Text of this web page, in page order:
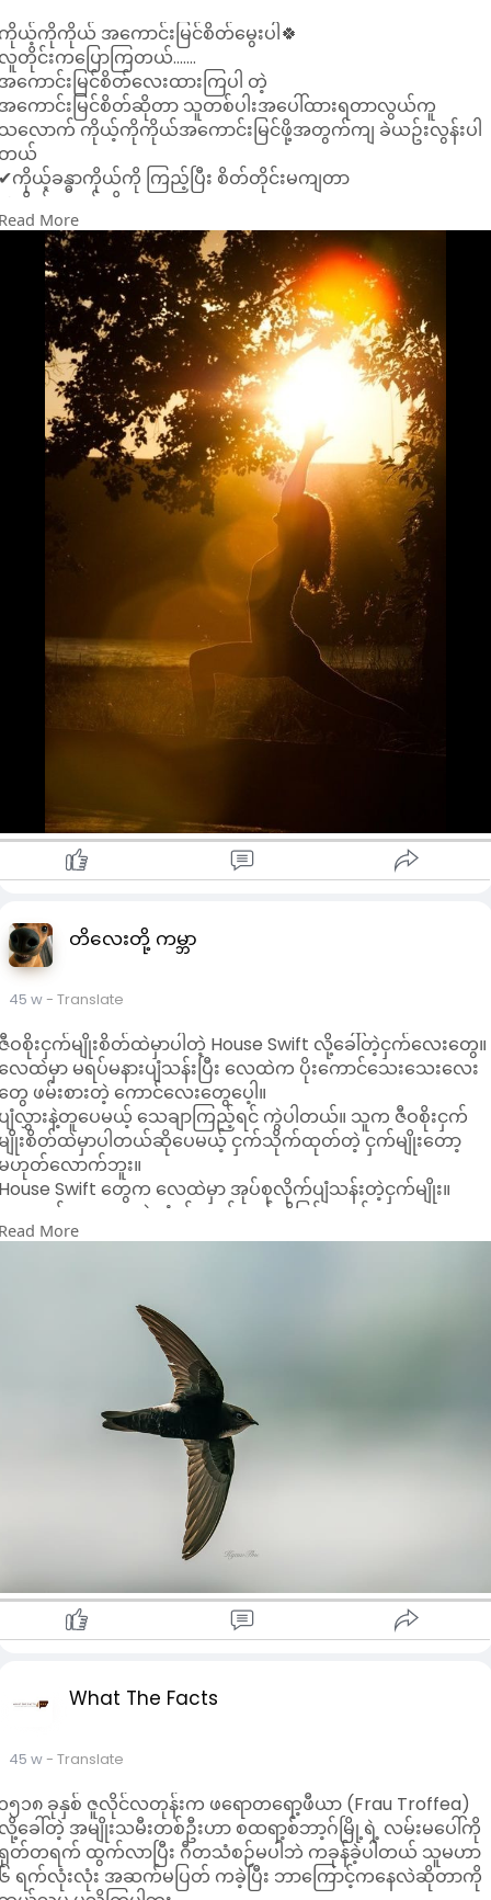
ယ့်ကိုကိုယ် အကောင်းမြင်စိတ်မွေးပါ🍀
တိုင်းကပြောကြတယ်.......
ကောင်းမြင်စိတ်လေးထားကြပါ တဲ့
ကောင်းမြင်စိတ်ဆိုတာ သူတစ်ပါးအပေါ်ထားရတာလွယ်ကူ
လောက် ကိုယ့်ကိုကိုယ်အကောင်းမြင်ဖို့အတွက်ကျ ခဲယဥ်းလွန်းပါ
ယ်
ကိုယ့်ခန္ဓာကိုယ်ကို ကြည့်ပြီး စိတ်တိုင်းမကျတာ
ကိုယ့်အလုပ်ကို အားမရတာ
ကိုယ့်ဖြစ်တည်မှုကို မကျေနပ်တာ
ကိုယ့်ကိုကိုယ် ယုံကြည်မှုမရှိတာ
ါတွေကစပြီး ကိုယ့်ကိုကိုယ် အကောင်းမမြင်ဘူး ဖြစ်တတ်ကြပါ
ယ်။
လိုအတွေးတွေဝင်နေရင်တော့ ချက်ချင်း ဖျောက်ဖျက်ပစ်နိုင်အော
ြိုးစားပြီး
ငါဒါကိုလုပ်နိုင်တယ် ငါလည်းဖြစ်နိုင်တယ်ဆိုတဲ့အတွေးကို တွေး
ားပါ
စ်ခုခုလုပ်ပြီးတိုင်းလည်း တော်လိုက်တာ လိမ္မာလိုက်တာ စသဖြင့်
ယ့်ကိုကိုယ် ပြန်ချီးကျူးလိုက်ပါ👏🏻
ပမာ-ကိုယ်က ယောဂ စကျင့်ပြီ ဆိုပါစို့.....
များတွေလုပ်နိုင်တဲ့ Pose ကို ကိုယ်က မလုပ်နိုင်ဘူးဆိုရင် ကိုယ့်ကို
ယ် အပြစ်တင်ပြီး မကျေမနပ်ဖြစ်မနေပဲ
ါလုပ်နိုင်ပါတယ် ဖြစ်သွားမှာပါ ဆိုတဲ့ အတွေးနဲ့
ြည်းဖြည်းချင်း ကျင့်တဲ့အခါ နောက်ဆုံး လုပ်နိုင်သွားတာပါပဲ
ောက်ဆို ယောဂကျင့်ရတာဟာ ကိုယ့်အတွက် လွယ်ကူလာပါလိမ့်
ခြားနယ်ပယ် တခြားအလုပ်တွေမှာလည်း ဒီလိုပါပဲ။မလုပ်နိုင်ဘူး မ
ြစ်နိုင်ဘူး ငါညံ့ပါတယ်ဆိုတဲ့ အတွေးတွေကို ခေါင်းထဲက ဖယ်ထုတ်
ြီး ကိုယ့်ကိုယ်ကို အကောင်းမြင်စိတ်လေးနဲ့ အကောင်းဆုံး
ပ်ဆောင်သွားတဲ့အခါ ဘဝကြီးက ကျေနပ်စရာအရမ်းကောင်းသွား
နေ့ကစပြီး ကိုယ့်ကိုကိုယ်အကောင်းမြင်ရင်းရှေ့ဆက်ကြဦးစို့နော် 😘
အကောင်းမြင်စိတ်
More
တိလေးတို့ ကမ္ဘာ
45 w- Translate
ဝစိုးငှက်မျိုးစိတ်ထဲမှာပါတဲ့ House Swift လို့ခေါ်တဲ့ငှက်လေးတွေ။
ေထဲမှာ မရပ်မနားပျံသန်းပြီး လေထဲက ပိုးကောင်သေးသေးလေး
ေ ဖမ်းစားတဲ့ ကောင်လေးတွေပေ့ါ။
ျံလွှားနဲ့တူပေမယ့် သေချာကြည့်ရင် ကွဲပါတယ်။ သူက ဇီဝစိုးငှက်
ျိုးစိတ်ထဲမှာပါတယ်ဆိုပေမယ့် ငှက်သိုက်ထုတ်တဲ့ ငှက်မျိုးတော့
ဟုတ်လောက်ဘူး။
Swift တွေက လေထဲမှာ အုပ်စုလိုက်ပျံသန်းတဲ့ငှက်မျိုး။
ကောင်သေးသေးနဲ့ ပျံရင် တော်တော်ကိုမြန်နတယ်။
ပုံလေးက ကျနော့်အိမ် ဝရံတာကနေ ရိုက်ထားမိတဲ့ပုံလေးပါ။
More
What The Facts
45 w- Translate
၅၁၈ ခုနှစ် ဇူလိုင်လတုန်းက ဖရောတရော့ဖီယာ (Frau Troffea)
ခေါ်တဲ့ အမျိုးသမီးတစ်ဦးဟာ စထရာ့စ်ဘာ့ဂ်မြို့ရဲ့ လမ်းမပေါ်ကို
တ်တရက် ထွက်လာပြီး ဂီတသံစဉ်မပါဘဲ ကခုန်ခဲ့ပါတယ် သူမဟာ
ရက်လုံးလုံး အဆက်မပြတ် ကခဲ့ပြီး ဘာကြောင့်ကနေလဲဆိုတာကို